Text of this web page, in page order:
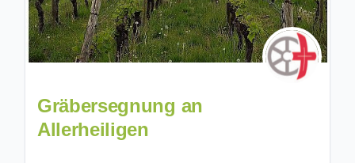
Gräbersegnung an
Allerheiligen